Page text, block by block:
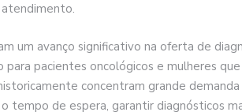
um avanço significativo na oferta de
para pacientes oncológicos e mulheres
concentram grande
tempo de espera, garantir diagnósticos